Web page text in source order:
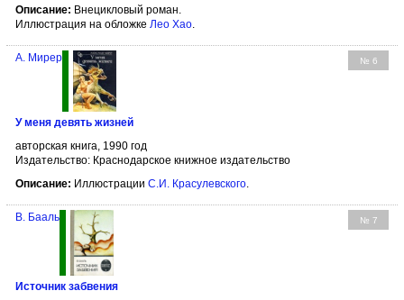
Описание: Внецикловый роман.
Иллюстрация на обложке Лео Хао.
№ 6
А. Мирер
У меня девять жизней
авторская книга, 1990 год
Издательство: Краснодарское книжное издательство
Описание: Иллюстрации С.И. Красулевского.
№ 7
В. Бааль
Источник забвения